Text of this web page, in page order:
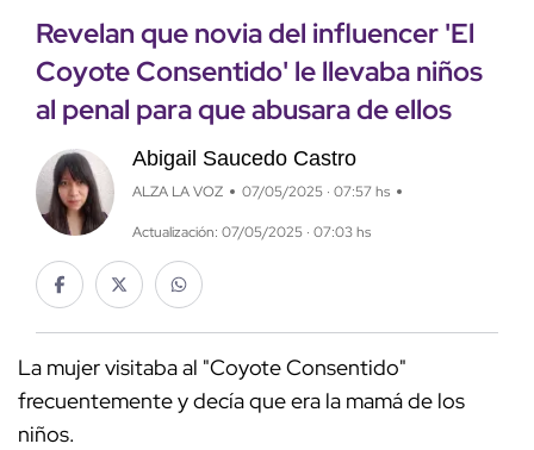
Revelan que novia del influencer 'El
Coyote Consentido' le llevaba niños
al penal para que abusara de ellos
Abigail Saucedo Castro
ALZA LA VOZ 07/05/2025 · 07:57 hs
Actualización: 07/05/2025 · 07:03 hs
La mujer visitaba al "Coyote Consentido"
frecuentemente y decía que era la mamá de los
niños.